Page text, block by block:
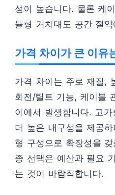
성이 높습니다. 물론 케
듈형 거치대도 공간 절
가격 차이가 큰 이유
가격 차이는 주로 재질,
회전/틸트 기능, 케이블
이에서 발생합니다. 고
더 높은 내구성을 제공
형 구성으로 확장성을
종 선택은 예산과 필요
는 것이 바람직합니다.